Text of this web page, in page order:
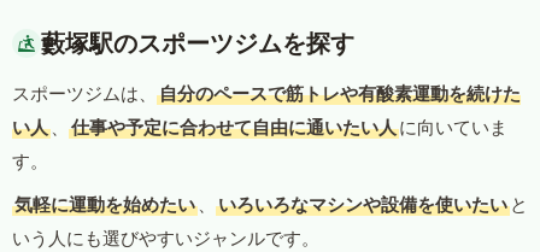
藪塚駅のスポーツジムを探す
スポーツジムは、
自分のペースで筋トレや有酸素運動を続けた
い人 、 仕事や予定に合わせて自由に通いたい人に向いていま
す。
気軽に運動を始めたい 、 いろいろなマシンや設備を使いたい と
いう人にも選びやすいジャンルです。